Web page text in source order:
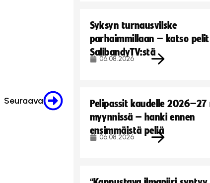
Seuraava
Syksyn turnausvilske
parhaimmillaan – katso pelit
SalibandyTV:stä
06.08.2026
Pelipassit kaudelle
myynnissä – hanki ennen
ensimmäistä peliä
06.08.2026